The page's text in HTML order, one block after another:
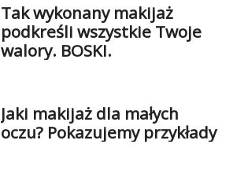
Tak wykonany makijaż
podkreśli wszystkie Twoje
walory. BOSKI.
Jaki makijaż dla małych
oczu? Pokazujemy przykłady